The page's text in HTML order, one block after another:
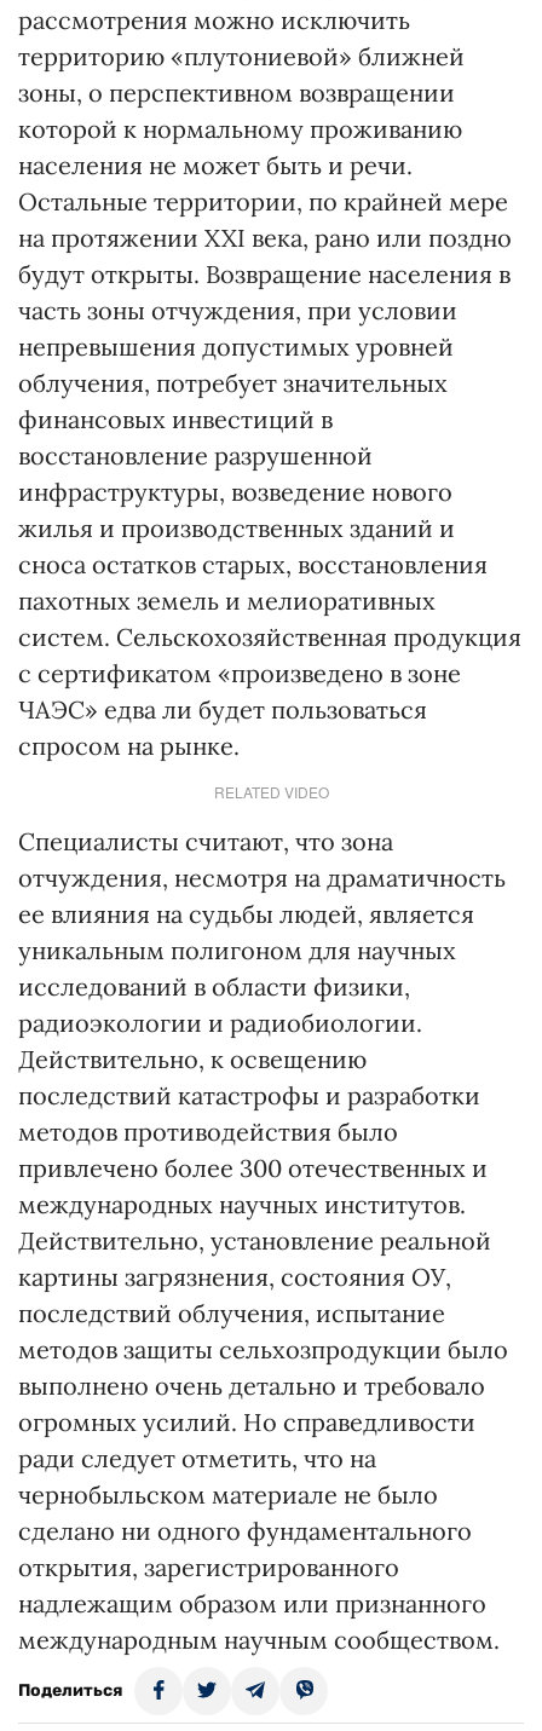
рассмотрения можно исключить
территорию «плутониевой» ближней
зоны, о перспективном возвращении
которой к нормальному проживанию
населения не может быть и речи.
Остальные территории, по крайней мере
на протяжении XXI века, рано или поздно
будут открыты. Возвращение населения в
часть зоны отчуждения, при условии
непревышения допустимых уровней
облучения, потребует значительных
финансовых инвестиций в
восстановление разрушенной
инфраструктуры, возведение нового
жилья и производственных зданий и
сноса остатков старых, восстановления
пахотных земель и мелиоративных
систем. Сельскохозяйственная продукция
с сертификатом «произведено в зоне
ЧАЭС» едва ли будет пользоваться
спросом на рынке.
RELATED VIDEO
Специалисты считают, что зона
отчуждения, несмотря на драматичность
ее влияния на судьбы людей, является
уникальным полигоном для научных
исследований в области физики,
радиоэкологии и радиобиологии.
Действительно, к освещению
последствий катастрофы и разработки
методов противодействия было
привлечено более 300 отечественных и
международных научных институтов.
Действительно, установление реальной
картины загрязнения, состояния ОУ,
последствий облучения, испытание
методов защиты сельхозпродукции было
выполнено очень детально и требовало
огромных усилий. Но справедливости
ради следует отметить, что на
чернобыльском материале не было
сделано ни одного фундаментального
открытия, зарегистрированного
надлежащим образом или признанного
международным научным сообществом.
Поделиться